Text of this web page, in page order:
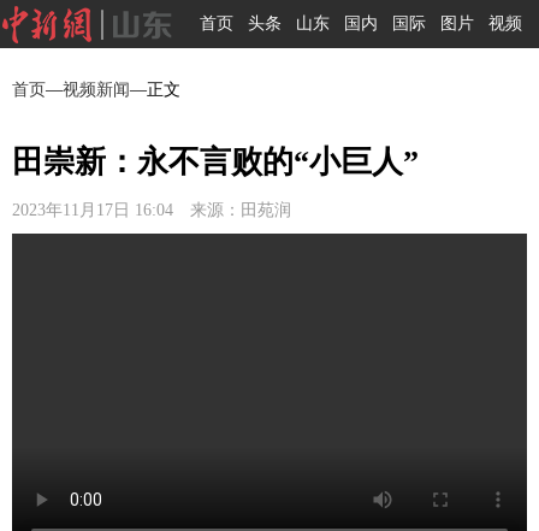
首页 头条 山东 国内 国际 图片 视频
首页—视频新闻—正文
田崇新：永不言败的“小巨人”
2023年11月17日 16:04 来源：田苑润